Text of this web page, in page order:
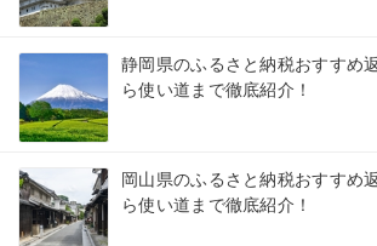
静岡県のふるさと納税おすすめ
ら使い道まで徹底紹介！
岡山県のふるさと納税おすすめ
ら使い道まで徹底紹介！